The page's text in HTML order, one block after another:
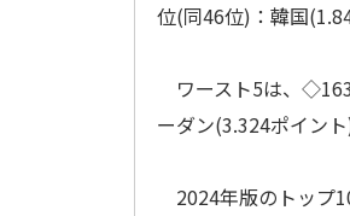
位(同46位)：韓国
ワースト5は、
ーダン(3.324ポイン
2024年版のトップ